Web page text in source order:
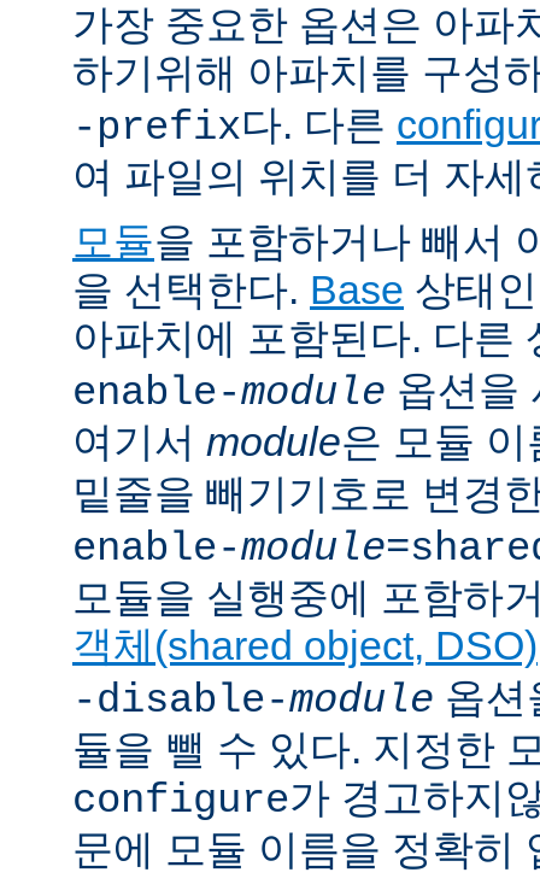
가장 중요한 옵션은 아파
하기위해 아파치를 구성
-prefix다. 다른
여 파일의 위치를 더 자
모듈을 포함하거나 빼서
을 선택한다. Base 상태
아파치에 포함된다. 다른
enable-module 옵션을
여기서 module은 모듈
밑줄을 빼기기호로 변경
enable-module
모듈을 실행중에 포함하
객체(shared object, DSO)
-disable-module 옵션
듈을 뺄 수 있다. 지정한
configure가 경고하지
문에 모듈 이름을 정확히